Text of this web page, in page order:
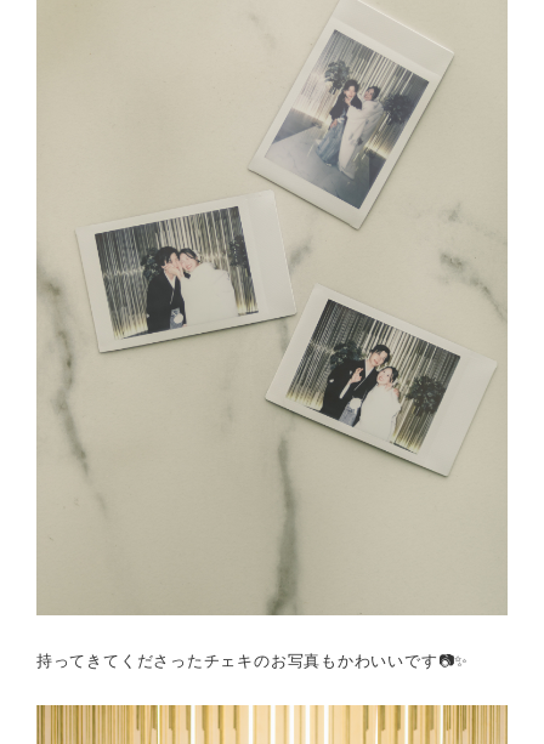
持ってきてくださったチェキのお写真もかわいいです📷✨